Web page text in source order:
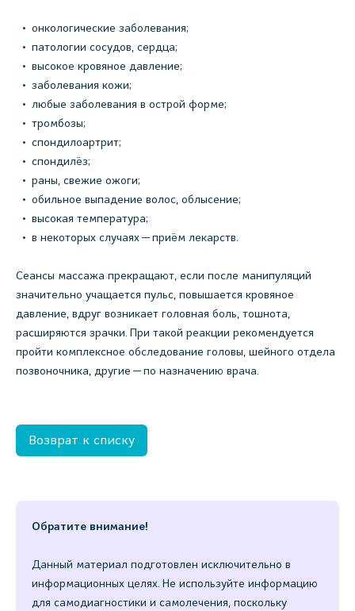
онкологические заболевания;
патологии сосудов, сердца;
высокое кровяное давление;
заболевания кожи;
любые заболевания в острой форме;
тромбозы;
спондилоартрит;
спондилёз;
раны, свежие ожоги;
обильное выпадение волос, облысение;
высокая температура;
в некоторых случаях — приём лекарств.
Сеансы массажа прекращают, если после манипуляций
значительно учащается пульс, повышается кровяное
давление, вдруг возникает головная боль, тошнота,
расширяются зрачки. При такой реакции рекомендуется
пройти комплексное обследование головы, шейного отдела
позвоночника, другие — по назначению врача.
Возврат к списку
Обратите внимание!
Данный материал подготовлен исключительно в
информационных целях. Не используйте информацию
для самодиагностики и самолечения, поскольку